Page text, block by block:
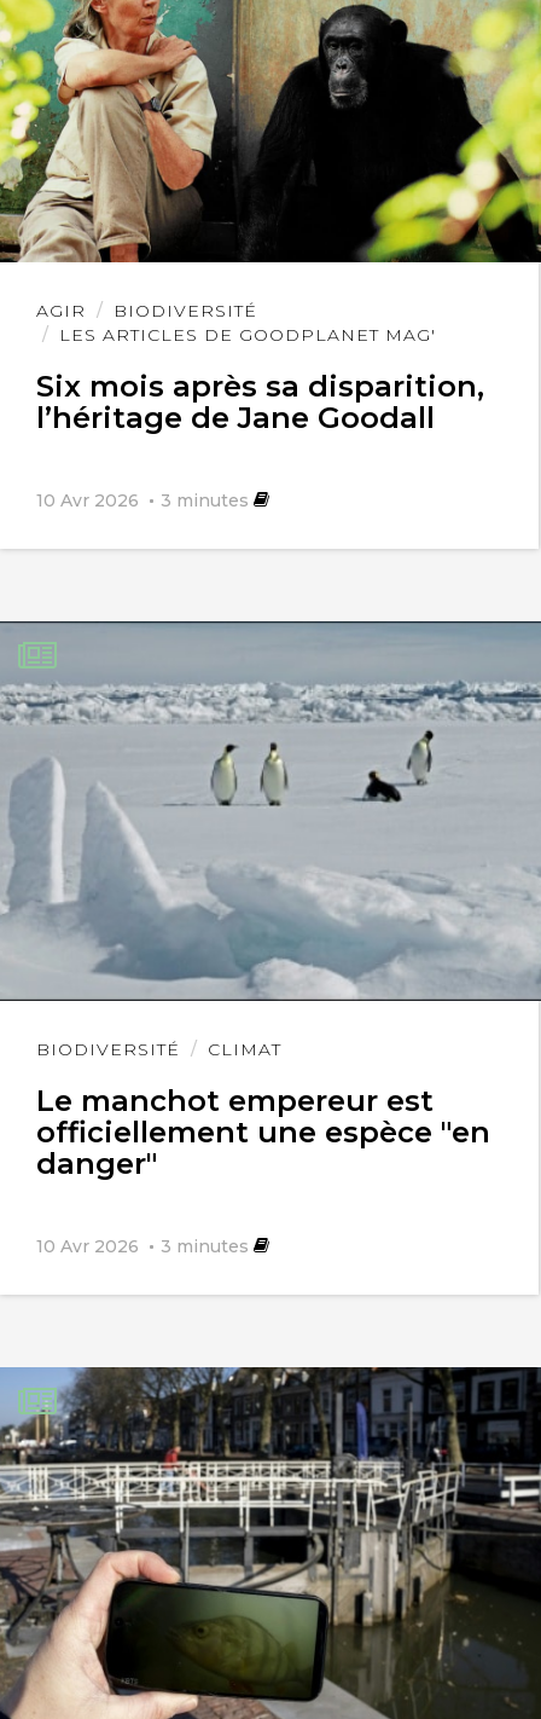
AGIR
BIODIVERSITÉ
LES ARTICLES DE GOODPLANET MAG'
Six mois après sa disparition,
l’héritage de Jane Goodall
10 Avr 2026 3 minutes
Lire
l'article
BIODIVERSITÉ CLIMAT
Le manchot empereur est
officiellement une espèce "en
danger"
10 Avr 2026 3 minutes
Lire